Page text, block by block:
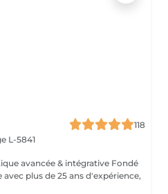
118
L-5841
plus de 25 ans d'expérience,